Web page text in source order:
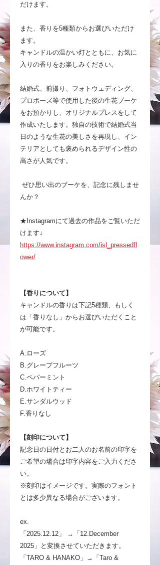
だけます。
また、香りを5種類からお選びいただけ
ます。
キャンドルの温かい灯とともに、お気に
入りの香りをお楽しみください。
結婚式、前撮り、フォトウェディング、
プロポーズ等で使用した後の生花ブーケ
をお預かりし、オリジナルプレスをして
作成いたします。独自の技術で結婚式当
日のような生花の美しさを再現し、イン
テリアとしても褒められるデザイン性の
高さが人気です。
ぜひ思い出のブーケを、記念に残しませ
んか？
★Instagramにて過去の作品をご覧いただ
けます↓
https://www.instagram.com/isl_pressedfl
ower/
【香りについて】
キャンドルの香りは下記5種類、もしく
は「香りなし」からお選びいただくこと
が可能です。
A.ローズ
B.グレープフルーツ
C.ペパーミント
D.ホワイトティー
E.サンダルウッド
F.香りなし
【刻印について】
記念日の日付とお二人のお名前の印字を
ご希望の場合は印字内容をご入力くださ
い。
※刻印はイメージです。実際のフォント
とは多少異なる場合がございます。
ex.
「2025.12.12」 →「12.December
2025」と変換させていただきます。
「TARO & HANAKO」→「Taro &